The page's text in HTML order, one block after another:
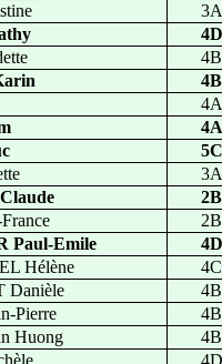
3A
4D
4B
4B
4A
4A
5C
3A
2B
2B
Paul-Emile
4D
Hélène
4C
Danièle
4B
Pierre
4B
Huong
4B
4D